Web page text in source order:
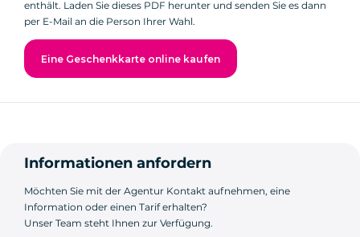
enthält. Laden Sie dieses PDF herunter und senden Sie es dann
per E-Mail an die Person Ihrer Wahl.
Eine Geschenkkarte online kaufen
Informationen anfordern
Möchten Sie mit der Agentur Kontakt aufnehmen, eine
Information oder einen Tarif erhalten?
Unser Team steht Ihnen zur Verfügung.